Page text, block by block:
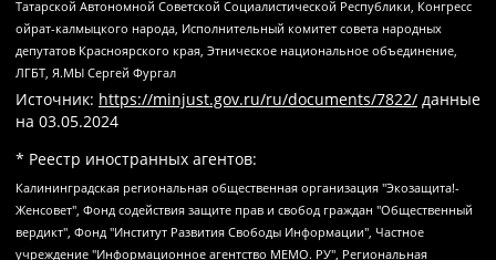
Татарской Автономной Советской Социалистической Республики, Конгресс
ойрат-калмыцкого народа, Исполнительный комитет совета народных
депутатов Красноярского края, Этническое национальное объединение,
ЛГБТ, Я.МЫ Сергей Фургал
Источник: https://minjust.gov.ru/ru/documents/7822/ данные
на 03.05.2024
* Реестр иностранных агентов:
Калининградская региональная общественная организация "Экозащита!-Женсовет", Фонд содействия защите прав и свобод граждан "Общественный вердикт", Фонд "Институт Развития Свободы Информации", Частное учреждение "Информационное агентство МЕМО. РУ", Региональная общественная организация "Общественная комиссия по сохранению наследия академика Сахарова", Фонд поддержки свободы прессы, Санкт-Петербургская общественная правозащитная организация "Гражданский контроль", Межрегиональная общественная организация "Информационно-просветительский центр "Мемориал", Региональный Фонд "Центр Защиты Прав Средств Массовой Информации", с 05.12.2023 Фонд "Центр Защиты Прав Средств массовой информации", Региональная общественная благотворительная организация помощи беженцам и мигрантам "Гражданское содействие", Негосударственное образовательное учреждение дополнительного профессионального образования (повышение квалификации) специалистов "АКАДЕМИЯ ПО ПРАВАМ ЧЕЛОВЕКА", Свердловская региональная общественная организация "Сутяжник", Автономная некоммерческая организация "Центр независимых социологических исследований", Союз общественных объединений "Российский исследовательский центр по правам человека", Региональное общественное учреждение научно-информационный центр "МЕМОРИАЛ", Некоммерческая организация "Фонд защиты гласности", Автономная некоммерческая организация "Институт прав человека", Городская общественная организация "Екатеринбургское общество "МЕМОРИАЛ", Городская общественная организация "Рязанское историко-просветительское и правозащитное общество "Мемориал" (Рязанский Мемориал), Челябинский региональный орган общественной самодеятельности – женское общественное объединение "Женщины Евразии", Челябинский региональный орган общественной самодеятельности "Уральская правозащитная группа", Фонд содействия защите здоровья и социальной справедливости имени Андрея Рылькова, Автономная Некоммерческая Организация "Аналитический Центр Юрия Левады", Автономная некоммерческая организация социальной поддержки населения "Проект Апрель", Региональная общественная организация помощи женщинам и детям, находящимся в кризисной ситуации "Информационно-методический центр "Анна", Фонд содействия развитию массовых коммуникаций и правовому просвещению "Так-так-Так", Фонд содействия устойчивому развитию "Серебряная тайга", Свердловский региональный общественный фонд социальных проектов "Новое время", "Idel.Реалии", Кавказ.Реалии, Крым.Реалии, Телеканал Настоящее Время, Татаро-башкирская служба Радио Свобода (Azatliq Radiosi), Радио Свободная Европа/Радио Свобода (PCE/PC), "Сибирь.Реалии", "Фактограф", Благотворительный фонд помощи осужденным и их семьям, Автономная некоммерческая организация "Институт глобализации и социальных движений", Фонд "В защиту прав заключенных", Частное учреждение "Центр поддержки и содействия развитию средств массовой информации", Пензенский региональный общественный благотворительный фонд "Гражданский союз", "Север.Реалии", Некоммерческая организация Фонд "Правовая инициатива", Общество с ограниченной ответственностью "Радио Свободная Европа/Радио Свобода", Чешское информационное агентство "MEDIUM-ORIENT", Красноярская региональная общественная организация "Мы против СПИДа", Камалягин Денис Николаевич, Маркелов Сергей Евгеньевич, Пономарев Лев Александрович, Савицкая Людмила Алексеевна, Автономная некоммерческая организация "Центр по работе с проблемой насилия "НАСИЛИЮ.НЕТ", Межрегиональный профессиональный союз работников здравоохранения "Альянс врачей", Юридическое лицо, зарегистрированное в Латвийской Республике, SIA "Medusa Project" (регистрационный номер 40103797863, дата регистрации 10.06.2014), Некоммерческая организация "Фонд по борьбе с коррупцией", Автономная некоммерческая организация "Институт права и публичной политики", Баданин Роман Сергеевич, Гликин Максим Александрович, Железнова Мария Михайловна, Лукьянова Юлия Сергеевна, Маетная Елизавета Витальевна, Маняхин Петр Борисович, Чуракова Ольга Владимировна, Ярош Юлия Петровна, Юридическое лицо "The Insider SIA", зарегистрированное в Риге, Латвийская Республика (дата регистрации 26.06.2015), являющееся администратором доменного имени интернет-издания "The Insider SIA", https://theins.ru, Постернак Алексей Евгеньевич, Рубин Михаил Аркадьевич, Анин Роман Александрович, Юридическое лицо Istories fonds, зарегистрированное в Латвийской Республике (регистрационный номер 50008295751, дата регистрации 24.02.2020), Великовский Дмитрий Александрович, Долинина Ирина Николаевна, Мароховская Алеся Алексеевна, Шлейнов Роман Юрьевич, Шмагун Олеся Валентиновна, Общество с ограниченной ответственностью "Альтаир 2021", Общество с ограниченной ответственностью "Вега 2021", Общество с ограниченной ответственностью "Главный редактор 2021", Общество с ограниченной ответственностью "Ромашки монолит", Важенков Артем Валерьевич, Ивановская областная общественная организация "Центр гендерных исследований", Гурман Юрий Альбертович, Медиапроект "ОВД-Инфо", Егоров Владимир Владимирович, Жилинский Владимир Александрович, Общество с ограниченной ответственностью "ЗП", Иванова София Юрьевна, Карезина Инна Павловна, Кильтау Екатерина Викторовна, Петров Алексей Викторович, Пискунов Сергей Евгеньевич, Смирнов Сергей Сергеевич, Тихонов Михаил Сергеевич, Общество с ограниченной ответственностью "ЖУРНАЛИСТ-ИНОСТРАННЫЙ АГЕНТ", Арапова Галина Юрьевна, Вольтская Татьяна Анатольевна, Американская компания "Mason G.E.S. Anonymous Foundation" (США), являющаяся владельцем интернет-издания https://mnews.world/, Компания "Stichting Bellingcat", зарегистрированная в Нидерландах (дата регистрации 11.07.2018), Захаров Андрей Вячеславович, Клепиковская Екатерина Дмитриевна, Общество с ограниченной ответственностью "МЕМО", Перл Роман Александрович, Симонов Евгений Алексеевич, Соловьева Елена Анатольевна, Сотников Даниил Владимирович, Сурначева Елизавета Дмитриевна, Автономная некоммерческая организация по защите прав человека и информированию населения "Якутия – Наше Мнение", Общество с ограниченной ответственностью "Москоу диджитал медиа", с 26.01.2023 Общество с ограниченной ответственностью "Чайка Белые сады", Ветошкина Валерия Валерьевна, Заговора Максим Александрович, Межрегиональное общественное движение "Российская ЛГБТ - сеть", Оленичев Максим Владимирович, Павлов Иван Юрьевич, Скворцова Елена Сергеевна, Общество с ограниченной ответственностью "Как бы инагент", Кочетков Игорь Викторович, Общество с ограниченной ответственностью "Честные выборы", Еланчик Олег Александрович, Общество с ограниченной ответственностью "Нобелевский призыв", Гималова Регина Эмилевна, Григорьев Андрей Валерьевич, Григорьева Алина Александровна, Ассоциация по содействию защите прав призывников, альтернативнослужащих и военнослужащих "Правозащитная группа "Гражданин.Армия.Право", Хисамова Регина Фаритовна, Автономная некоммерческая организация по реализации социально-правовых программ "Лилит", Дальневосточное общественное движение "Маяк", Санкт-Петербургская ЛГБТ-инициативная группа "Выход", Инициативная группа ЛГБТ+ "Реверс", Алексеев Андрей Викторович, Бекбулатова Таисия Львовна, Беляев Иван Михайлович, Владыкина Елена Сергеевна, Гельман Марат Александрович, Никульшина Вероника Юрьевна, Толоконникова Надежда Андреевна, Шендерович Виктор Анатольевич, Общество с ограниченной ответственностью "Данное сообщение", Общество с ограниченной ответственностью Издательский дом "Новая глава", Айнбиндер Александра Александровна, Московский комьюнити-центр для ЛГБТ+инициатив, Благотворительный фонд развития филантропии, Deutsche Welle (Германия, Kurt-Schumacher-Strasse 3, 53113 Bonn), Борзунова Мария Михайловна, Воробьев Виктор Викторович, Голубева Анна Львовна, Константинова Алла Михайловна, Малкова Ирина Владимировна, Мурадов Мурад Абдулгалимович, Осетинская Елизавета Николаевна, Понасенков Евгений Николаевич, Ганапольский Матвей Юрьевич, Киселев Евгений Алексеевич, Борухович Ирина Григорьевна, Дремин Иван Тимофеевич, Дубровский Дмитрий Викторович, Красноярская региональная общественная организация поддержки и развития альтернативных образовательных технологий и межкультурных коммуникаций "ИНТЕРРА", Маяковская Екатерина Алексеевна, Фейгин Марк Захарович, Филимонов Андрей Викторович, Дзугкоева Регина Николаевна, Доброхотов Роман Александрович, Дудь Юрий Александрович, Елкин Сергей Владимирович, Кругликов Кирилл Игоревич, Сабунаева Мария Леонидовна, Семенов Алексей Владимирович, Шаинян Карен Багратович, Шульман Екатерина Михайловна, Асафьев Артур Валерьевич, Вахштайн Виктор Семенович, Венедиктов Алексей Алексеевич, Лушникова Екатерина Евгеньевна, Волков Леонид Михайлович, Невзоров Александр Глебович, Пархоменко Сергей Борисович, Сироткин Ярослав Николаевич, Кара-Мурза Владимир Владимирович, Баранова Наталья Владимировна, Гозман Леонид Яковлевич, Кагарлицкий Борис Юльевич, Климарев Михаил Валерьевич, Милов Владимир Станиславович, Автономная некоммерческая организация Краснодарский центр современного искусства "Типография", Моргенштерн Алишер Тагирович, Соболь Любовь Эдуардовна, Общество с ограниченной ответственностью "ЛИЗА НОРМ", Каспаров Гарри Кимович, Ходорковский Михаил Борисович, Общество с ограниченной ответственностью "Апрельские тезисы", Данилович Ирина Брониславовна, Кашин Олег Владимирович, Петров Николай Владимирович, Пивоваров Алексей Владимирович, Соколов Михаил Владимирович, Цветкова Юлия Владимировна, Чичваркин Евгений Александрович, Комитет против пыток/Команда против пыток, Общество с ограниченной ответственностью "Первый научный", Общество с ограниченной ответственностью "Вертолет и ко", Белоцерковская Вероника Борисовна, Кац Максим Евгеньевич, Лазарева Татьяна Юрьевна, Шаведдинов Руслан Табризович, Яшин Илья Валерьевич, Общество с ограниченной ответственностью "Иноагент ААВ", Алешковский Дмитрий Петрович, Альбац Евгения Марковна, Быков Дмитрий Львович, Галямина Юлия Евгеньевна, Лойко Сергей Леонидович, Мартынов Кирилл Константинович, Медведев Сергей Александрович, Крашенинников Федор Геннадиевич, Гордеева Катерина Вл